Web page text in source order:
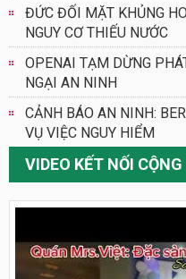
ĐỨC ĐỐI MẶT KHỦNG
NGUY CƠ THIẾU NƯỚC
OPENAI TẠM DỪNG
NGẠI AN NINH
CẢNH BÁO AN NINH:
VỤ VIỆC NGUY HIỂM
VIDEO KẾT NỐI